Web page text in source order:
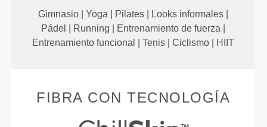
Gimnasio | Yoga | Pilates | Looks informales |
Pádel | Running | Entrenamiento de fuerza |
Entrenamiento funcional | Tenis | Ciclismo | HIIT
FIBRA CON TECNOLOGÍA